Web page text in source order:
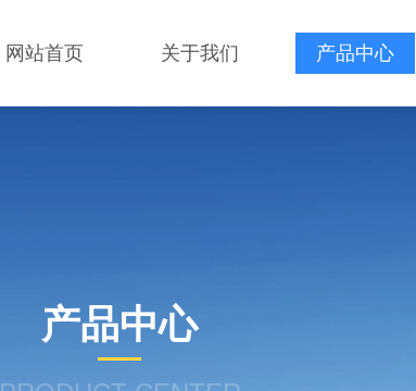
网站首页 关于我们 产品中心
产品中心